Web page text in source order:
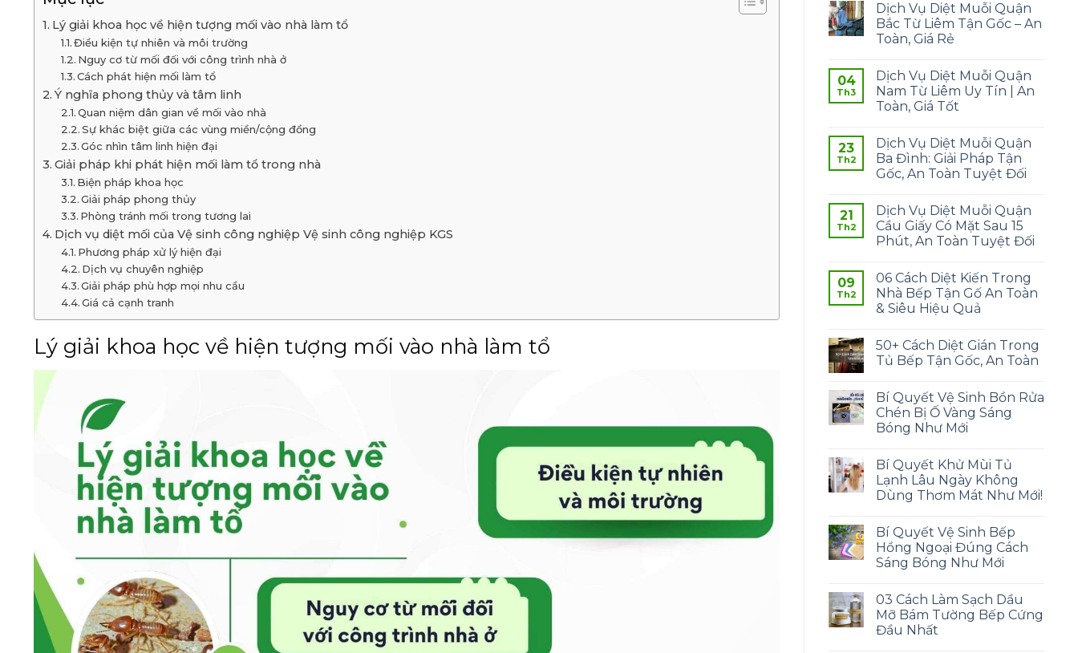
Lý giải khoa học về hiện tượng mối vào nhà làm tổ
Điều kiện tự nhiên và môi trường
Nguy cơ từ mối đối với công trình nhà ở
Cách phát hiện mối làm tổ
Ý nghĩa phong thủy và tâm linh
Quan niệm dân gian về mối vào nhà
Sự khác biệt giữa các vùng miền/cộng đồng
Góc nhìn tâm linh hiện đại
Giải pháp khi phát hiện mối làm tổ trong nhà
Biện pháp khoa học
Giải pháp phong thủy
Phòng tránh mối trong tương lai
Dịch vụ diệt mối của Vệ sinh công nghiệp Vệ sinh công nghiệp KGS
Phương pháp xử lý hiện đại
Dịch vụ chuyên nghiệp
Giải pháp phù hợp mọi nhu cầu
Giá cả cạnh tranh
Lý giải khoa học về hiện tượng mối vào nhà làm tổ
Dịch Vụ Diệt Muỗi Quận
Bắc Từ Liêm Tận Gốc – An
Toàn, Giá Rẻ
04
Th3
Dịch Vụ Diệt Muỗi Quận
Nam Từ Liêm Uy Tín | An
Toàn, Giá Tốt
23
Th2
Dịch Vụ Diệt Muỗi Quận
Ba Đình: Giải Pháp Tận
Gốc, An Toàn Tuyệt Đối
21
Th2
Dịch Vụ Diệt Muỗi Quận
Cầu Giấy Có Mặt Sau 15
Phút, An Toàn Tuyệt Đối
09
Th2
06 Cách Diệt Kiến Trong
Nhà Bếp Tận Gố An Toàn
& Siêu Hiệu Quả
50+ Cách Diệt Gián Trong
Tủ Bếp Tận Gốc, An Toàn
Bí Quyết Vệ Sinh Bồn Rửa
Chén Bị Ố Vàng Sáng
Bóng Như Mới
Bí Quyết Khử Mùi Tủ
Lạnh Lâu Ngày Không
Dùng Thơm Mát Như Mới!
Bí Quyết Vệ Sinh Bếp
Hồng Ngoại Đúng Cách
Sáng Bóng Như Mới
03 Cách Làm Sạch Dầu
Mỡ Bám Tường Bếp Cứng
Đầu Nhất